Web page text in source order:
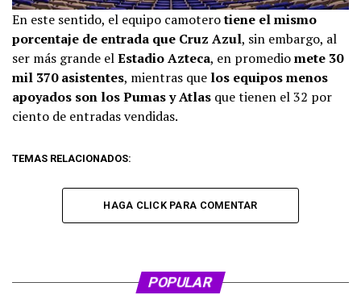
En este sentido, el equipo camoterotiene el mismo
porcentaje de entrada que Cruz Azul, sin embargo, al
ser más grande elEstadio Azteca, en promediomete 30
mil 370 asistentes, mientras que los equipos menos
apoyados son los Pumas y Atlas que tienen el 32 por
ciento de entradas vendidas.
TEMAS RELACIONADOS:
HAGA CLICK PARA COMENTAR
POPULAR